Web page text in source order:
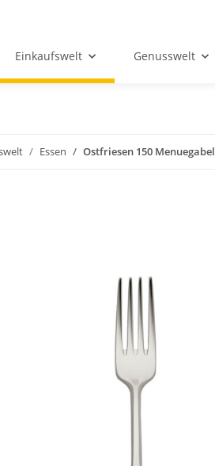
Einkaufswelt Genusswelt
Essen Ostfriesen 150 Menuegabel